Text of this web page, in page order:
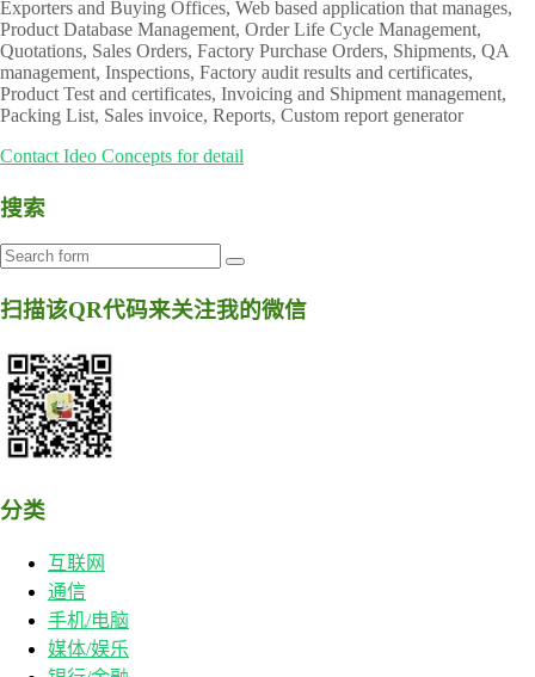
Exporters and Buying Offices, Web based application that manages,
Product Database Management, Order Life Cycle Management,
Quotations, Sales Orders, Factory Purchase Orders, Shipments, QA
management, Inspections, Factory audit results and certificates,
Product Test and certificates, Invoicing and Shipment management,
Packing List, Sales invoice, Reports, Custom report generator
Contact Ideo Concepts for detail
搜索
扫描该QR代码来关注我的微信
分类
互联网
通信
手机/电脑
媒体/娱乐